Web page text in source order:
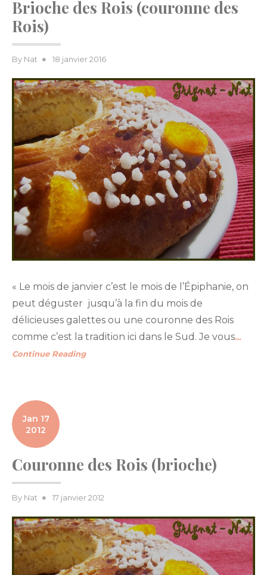
Brioche des Rois (couronne des
Rois)
By Nat
Posted
18 janvier 2016
« Le mois de janvier c’est le mois de l’Épiphanie, on
peut déguster jusqu’à la fin du mois de
délicieuses galettes ou une couronne des Rois
comme c’est la tradition ici dans le Sud. Je vous…
Continue Reading
Jan 17
2012
Couronne des Rois (brioche)
By Nat
Posted
17 janvier 2012